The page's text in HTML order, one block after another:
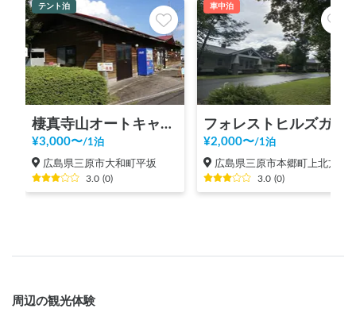
テント泊
棲真寺山オートキャンプ場【現在、予約不可】
¥3,000〜/1泊
広島県三原市大和町平坂
3.0 (0)
車中泊
¥2,000〜/1泊
広島県三原市本郷町上北方
3.0 (0)
周辺の観光体験